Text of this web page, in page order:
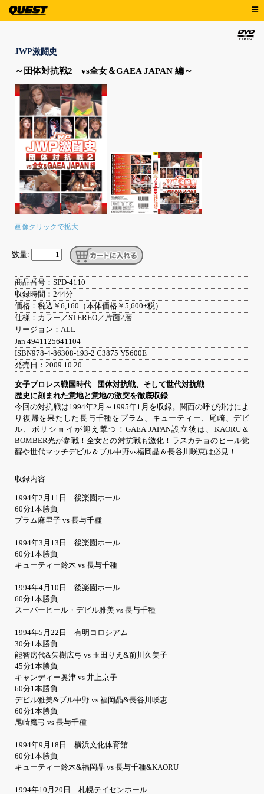
JWP激闘史
～団体対抗戦2 vs全女＆GAEA JAPAN 編～
画像クリックで拡大
数量:
商品番号：SPD-4110
収録時間：244分
価格：税込￥6,160（本体価格￥5,600+税）
仕様：カラー／STEREO／片面2層
リージョン：ALL
Jan 4941125641104
ISBN978-4-86308-193-2 C3875 Y5600E
発売日：2009.10.20
女子プロレス戦国時代
団体対抗戦、そして世代対抗戦
歴史に刻まれた意地と意地の激突を徹底収録
今回の対抗戦は1994年2月～1995年1月を収録。関西の呼び掛けによ
り復帰を果たした長与千種をプラム、キューティー、尾崎、デビ
ル、ボリショイが迎え撃つ！GAEA JAPAN設立後は、KAORU＆
BOMBER光が参戦！全女との対抗戦も激化！ラスカチョのヒール覚
醒や世代マッチデビル＆ブル中野vs福岡晶＆長谷川咲恵は必見！
収録内容
1994年2月11日 後楽園ホール
60分1本勝負
プラム麻里子 vs 長与千種
1994年3月13日 後楽園ホール
60分1本勝負
キューティー鈴木 vs 長与千種
1994年4月10日 後楽園ホール
60分1本勝負
スーパーヒール・デビル雅美 vs 長与千種
1994年5月22日 有明コロシアム
30分1本勝負
能智房代&矢樹広弓 vs 玉田りえ&前川久美子
45分1本勝負
キャンディー奥津 vs 井上京子
60分1本勝負
デビル雅美&ブル中野 vs 福岡晶&長谷川咲恵
60分1本勝負
尾崎魔弓 vs 長与千種
1994年9月18日 横浜文化体育館
60分1本勝負
キューティー鈴木&福岡晶 vs 長与千種&KAORU
1994年10月20日 札幌テイセンホール